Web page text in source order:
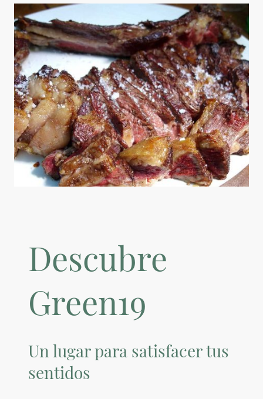
Descubre
Green19
Un lugar para satisfacer tus
sentidos